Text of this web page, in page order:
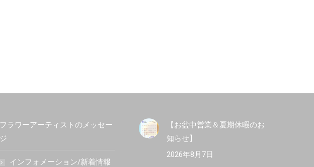
フラワーアーティストのメッセー
ジ
インフォメーション/新着情報
【お盆中営業＆夏期休暇のお
知らせ】
2026年8月7日